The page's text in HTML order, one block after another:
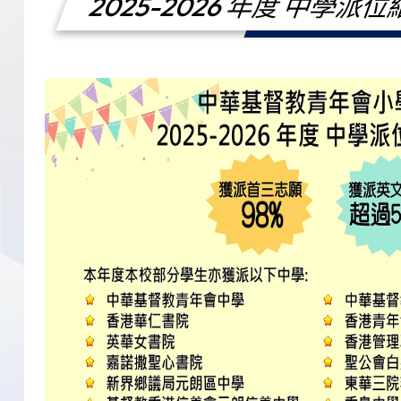
2025-2026 年度 中學派位